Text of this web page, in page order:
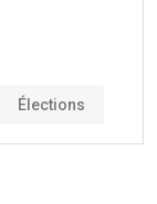
Élections